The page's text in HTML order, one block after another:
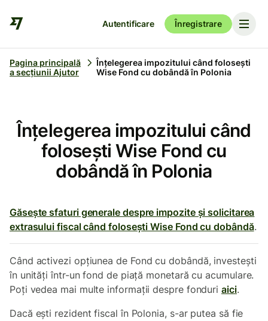
Autentificare Înregistrare
Pagina principală
a secțiunii Ajutor
Înțelegerea impozitului când folosești
Wise Fond cu dobândă în Polonia
Înțelegerea impozitului când
folosești Wise Fond cu
dobândă în Polonia
Găsește sfaturi generale despre impozite și solicitarea
extrasului fiscal când folosești Wise Fond cu dobândă.
Când activezi opțiunea de Fond cu dobândă, investești
în unități într-un fond de piață monetară cu acumulare.
Poți vedea mai multe informații despre fonduriaici.
Dacă ești rezident fiscal în Polonia, s-ar putea să fie